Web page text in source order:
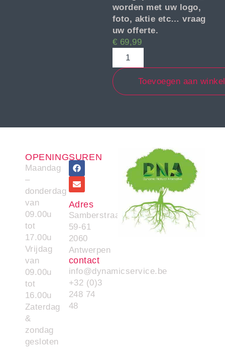
worden met uw logo,
foto, aktie etc… vraag
uw offerte.
€ 69,99
Toevoegen aan
OPENINGSUREN
Maandag
–
donderdag
van
09.00u
tot
17.00u
Vrijdag
van
09.00u
tot
16.00u
Zaterdag
&
zondag
gesloten
Adres
Samberstraat
59-61
2060
Antwerpen
contact
info@dynamicservice.be
+32 (0)3
248 74
48